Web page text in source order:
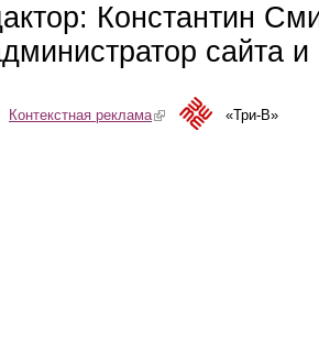
Константин
сайта
Контекстная реклама(link is external)«Три-В»